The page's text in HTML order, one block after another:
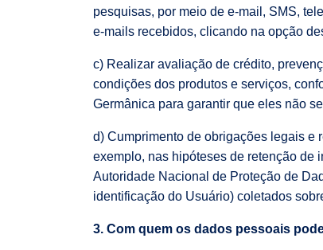
pesquisas, por meio de e-mail, SMS,
e-mails recebidos, clicando na opção
c) Realizar avaliação de crédito,
condições dos produtos e serviços,
Germânica para garantir que eles não
d) Cumprimento de obrigações legais e
exemplo, nas hipóteses de retenção de
Autoridade Nacional de Proteção de
identificação do Usuário) coletados
3. Com quem os dados pessoais